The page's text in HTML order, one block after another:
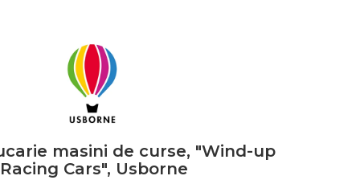
masini de curse, "Wind-up
Racing Cars", Usborne